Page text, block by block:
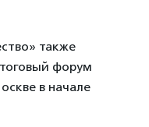
также
форум
в начале